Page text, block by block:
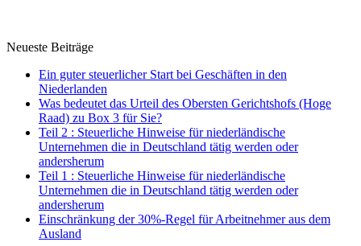
Neueste Beiträge
Ein guter steuerlicher Start bei Geschäften in den
Niederlanden
Was bedeutet das Urteil des Obersten Gerichtshofs (Hoge
Raad) zu Box 3 für Sie?
Teil 2 : Steuerliche Hinweise für niederländische
Unternehmen die in Deutschland tätig werden oder
andersherum
Teil 1 : Steuerliche Hinweise für niederländische
Unternehmen die in Deutschland tätig werden oder
andersherum
Einschränkung der 30%-Regel für Arbeitnehmer aus dem
Ausland